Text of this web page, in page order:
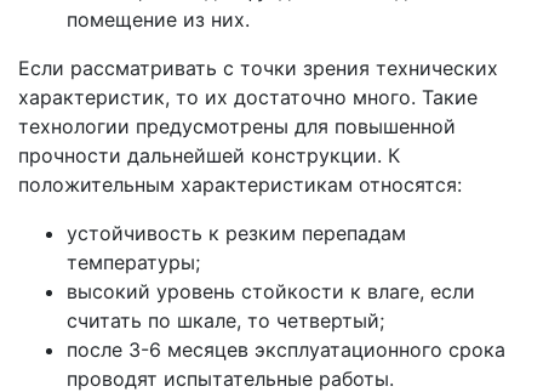
помещение из них.
Если рассматривать с точки зрения технических
характеристик, то их достаточно много. Такие
технологии предусмотрены для повышенной
прочности дальнейшей конструкции. К
положительным характеристикам относятся:
устойчивость к резким перепадам
температуры;
высокий уровень стойкости к влаге, если
считать по шкале, то четвертый;
после 3-6 месяцев эксплуатационного срока
проводят испытательные работы.